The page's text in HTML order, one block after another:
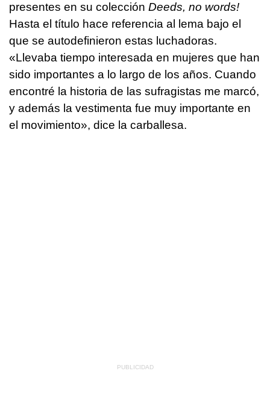
presentes en su colección Deeds, no words!
Hasta el título hace referencia al lema bajo el
que se autodefinieron estas luchadoras.
«Llevaba tiempo interesada en mujeres que han
sido importantes a lo largo de los años. Cuando
encontré la historia de las sufragistas me marcó,
y además la vestimenta fue muy importante en
el movimiento», dice la carballesa.